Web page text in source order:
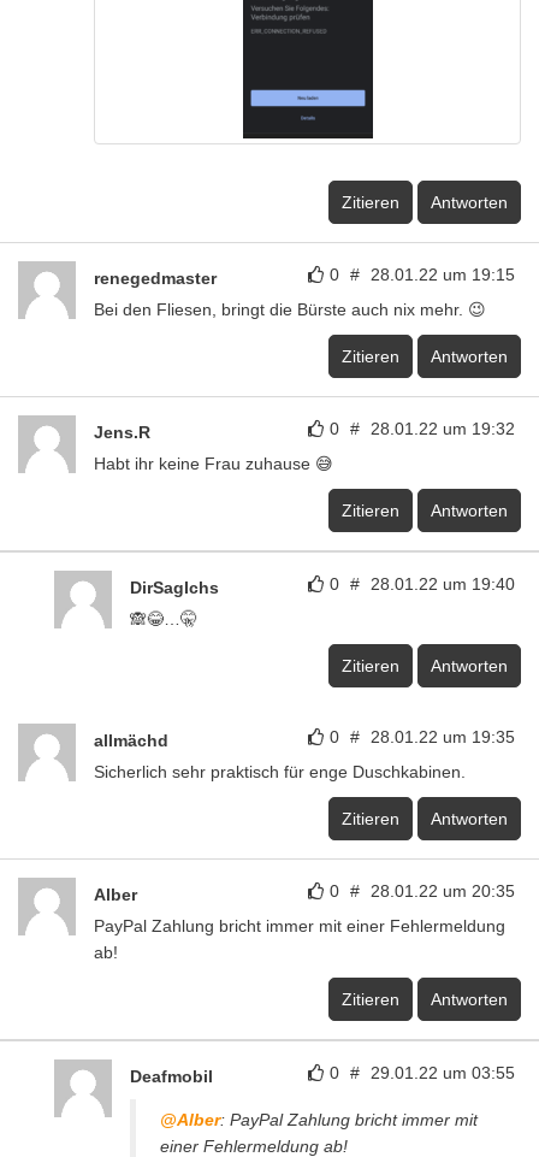
Zitieren Antworten
0 # 28.01.22 um 19:15
renegedmaster
Bei den Fliesen, bringt die Bürste auch nix mehr. 😉
Zitieren Antworten
0 # 28.01.22 um 19:32
Jens.R
Habt ihr keine Frau zuhause 😅
Zitieren Antworten
0 # 28.01.22 um 19:40
DirSagIchs
🙈😂…🤫
Zitieren Antworten
0 # 28.01.22 um 19:35
allmächd
Sicherlich sehr praktisch für enge Duschkabinen.
Zitieren Antworten
0 # 28.01.22 um 20:35
Alber
PayPal Zahlung bricht immer mit einer Fehlermeldung
ab!
Zitieren Antworten
0 # 29.01.22 um 03:55
Deafmobil
@Alber: PayPal Zahlung bricht immer mit
einer Fehlermeldung ab!